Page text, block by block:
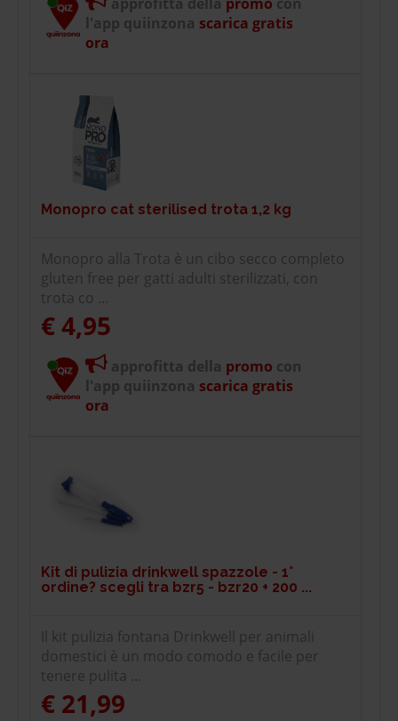
l'app quiinzona scarica gratis
ora
Monopro cat sterilised trota 1,2 kg
Monopro alla Trota è un cibo secco completo
gluten free per gatti adulti sterilizzati, con
trota co ...
€ 4,95
approfitta della promo con
l'app quiinzona scarica gratis
ora
Kit di pulizia drinkwell spazzole - 1°
ordine? scegli tra bzr5 - bzr20 + 200 ...
Il kit pulizia fontana Drinkwell per animali
domestici è un modo comodo e facile per
tenere pulita ...
€ 21,99